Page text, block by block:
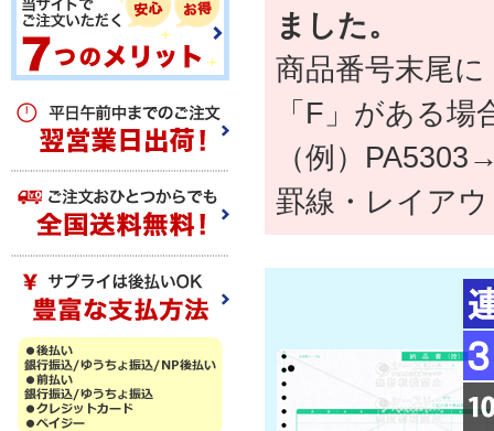
ました。
商品番号末尾
「F」がある
（例）
罫線・レイア